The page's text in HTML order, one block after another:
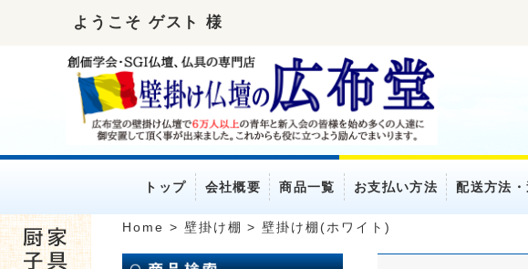
ようこそ ゲスト 様
トップ 会社概要 商品一覧 お支払い方法 配送方法
Home > 壁掛け棚 >壁掛け棚(ホワイト)